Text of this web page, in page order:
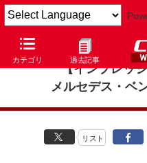
カテゴリ 過去記事
【インプレッ
メルセデス・ベ
リスト